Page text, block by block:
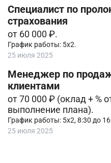
Специалист по
страхования
от 60 000 ₽.
График работы: 5х2.
25 июля 2025
Менеджер по
клиентами
от 70 000 ₽ (оклaд + %
выполнение плана).
График работы: 5х2, 8:30 до
25 июля 2025